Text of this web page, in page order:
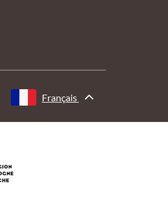
Français